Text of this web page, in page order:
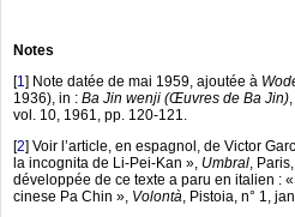
Notes
[1] Note datée de mai 1959, ajoutée à
1936), in : Ba Jin wenji (Œuvres de Ba Jin)
vol. 10, 1961, pp. 120-121.
[2] Voir l’article, en espagnol, de Victor
la incognita de Li-Pei-Kan », Umbral,
développée de ce texte a paru en italien :
cinese Pa Chin », Volontà, Pistoia, n° 1,